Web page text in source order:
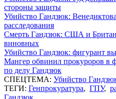
стороны защиты
Убийство Гандзюк:
расследования
Смерть Гандзюк: США и
виновных
Убийство Гандзюк: фигурант
Мангер обвинил прокуроров в
по делу Гандзюк
СПЕЦТЕМА: Убийство
ТЕГИ: Генпрокуратура, ГПУ,
Гандзюк